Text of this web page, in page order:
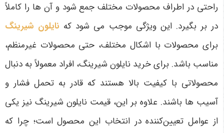
راحتی در اطراف محصولات مختلف جمع شود و آن ها را کاملاً
در بر بگیرد. این ویژگی موجب می شود که نایلون شیرینگ
برای محصولات با اشکال مختلف، حتی محصولات غیرمنظم،
مناسب باشد. برای خرید نایلون شیرینگ، افراد معمولاً به دنبال
محصولاتی با کیفیت بالا هستند که قادر به تحمل فشار و
آسیب ها باشند. علاوه بر این، قیمت نایلون شیرینگ نیز یکی
از عوامل تعیین‌کننده در انتخاب این محصول است؛ چرا که